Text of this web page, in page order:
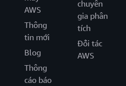
AWS
Thông
tin mới
Blog
Thông
cáo báo
chuyên
gia phân
tích
Đối tác
AWS